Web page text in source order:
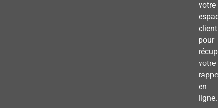
votre
client
pour
votre
en
ligne.